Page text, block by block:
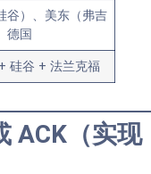
谷）、美东（弗吉
德国
硅谷 + 法兰克福
ACK（实现